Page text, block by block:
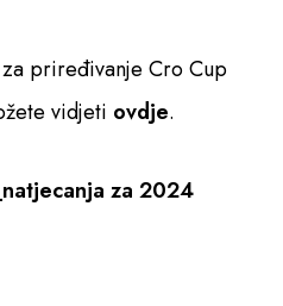
priređivanje Cro Cup
vidjeti ovdje.
za 2024